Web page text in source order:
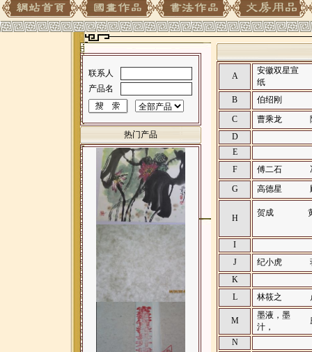
联系人
产品名
热门产品
A
安徽双星宣
纸
B
伯绍刚
C
曹乘龙
D
E
F
傅二石
G
高德星
H
贺成
I
J
纪小虎
K
L
林筱之
M
墨液，墨
汁，
N